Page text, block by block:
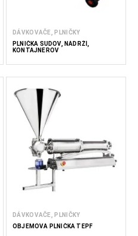
DÁVKOVAČE, PLNIČKY
PLNIČKA SUDOV, NÁDRŽÍ,
KONTAJNEROV
DÁVKOVAČE, PLNIČKY
OBJEMOVÁ PLNIČKA TEPF